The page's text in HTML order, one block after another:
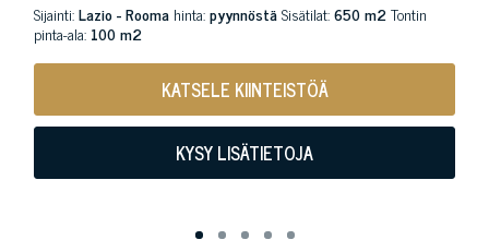
Sijainti:Lazio - Rooma hinta:pyynnöstäSisätilat:650 m2Tontin
pinta-ala: 100 m2
KATSELE KIINTEISTÖÄ
KYSY LISÄTIETOJA